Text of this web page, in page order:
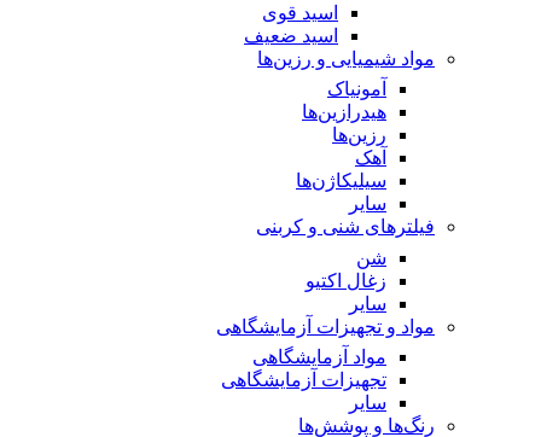
اسید قوی
اسید ضعیف
مواد شیمیایی و رزین‌ها
آمونیاک
هیدرازین‌ها
رزین‌ها
آهک
سیلیکاژن‌ها
سایر
فیلترهای شنی و کربنی
شن
زغال اکتیو
سایر
مواد و تجهیزات آزمایشگاهی
مواد آزمایشگاهی
تجهیزات آزمایشگاهی
سایر
رنگ‌ها و پوشش‌‌ها